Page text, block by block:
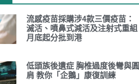
流感疫苗採購涉4款三價疫苗：
滅活、噴鼻式減活及注射式重組
月底起分批到港
低頭族後遺症 胸椎過度後彎與圓
肩 教你「企鵝」康復訓練